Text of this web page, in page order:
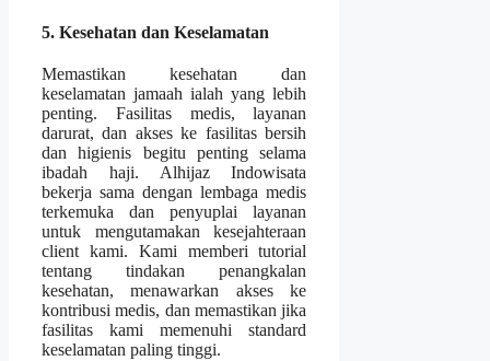
5. Kesehatan dan Keselamatan
Memastikan kesehatan dan
keselamatan jamaah ialah yang lebih
penting. Fasilitas medis, layanan
darurat, dan akses ke fasilitas bersih
dan higienis begitu penting selama
ibadah haji. Alhijaz Indowisata
bekerja sama dengan lembaga medis
terkemuka dan penyuplai layanan
untuk mengutamakan kesejahteraan
client kami. Kami memberi tutorial
tentang tindakan penangkalan
kesehatan, menawarkan akses ke
kontribusi medis, dan memastikan jika
fasilitas kami memenuhi standard
keselamatan paling tinggi.